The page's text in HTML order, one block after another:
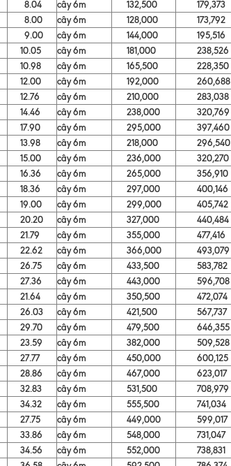
8.04 cây 6m 132,500 179,373
8.00 cây 6m 128,000 173,792
9.00 cây 6m 144,000 195,516
10.05 cây 6m 181,000 238,526
10.98 cây 6m 165,500 228,350
12.00 cây 6m 192,000 260,688
12.76 cây 6m 210,000 283,038
14.46 cây 6m 238,000 320,769
17.90 cây 6m 295,000 397,460
13.98 cây 6m 218,000 296,540
15.00 cây 6m 236,000 320,270
16.36 cây 6m 265,000 356,910
18.36 cây 6m 297,000 400,146
19.00 cây 6m 299,000 405,742
20.20 cây 6m 327,000 440,484
21.79 cây 6m 355,000 477,416
22.62 cây 6m 366,000 493,079
26.75 cây 6m 433,500 583,782
27.36 cây 6m 443,000 596,708
21.64 cây 6m 350,500 472,074
26.03 cây 6m 421,500 567,737
29.70 cây 6m 479,500 646,355
23.59 cây 6m 382,000 509,528
27.77 cây 6m 450,000 600,125
28.86 cây 6m 467,000 623,017
32.83 cây 6m 531,500 708,979
34.32 cây 6m 555,500 741,034
27.75 cây 6m 449,000 599,017
33.86 cây 6m 548,000 731,047
34.56 cây 6m 552,000 738,831